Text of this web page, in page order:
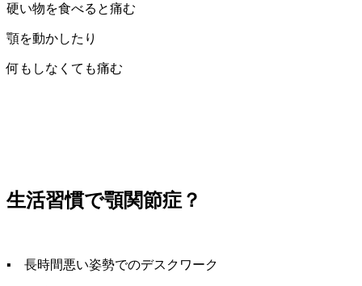
硬い物を食べると痛む
顎を動かしたり
何もしなくても痛む
生活習慣で顎関節症？
▪ 長時間悪い姿勢でのデスクワーク